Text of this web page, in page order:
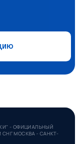
- ОФИЦИАЛЬНЫЙ
МОСКВА - САНКТ-